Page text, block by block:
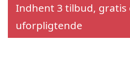
Indhent 3 tilbud, gratis
uforpligtende